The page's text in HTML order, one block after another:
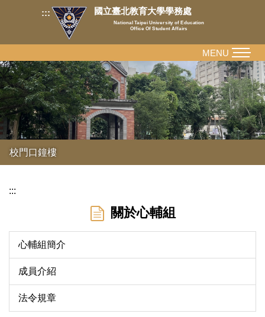
內
容
區
::: 國立臺北教育大學學務處
National Taipei University of Education
Office Of Student Affairs
校門口鐘樓
MENU
:::
關於心輔組
心輔組簡介
成員介紹
法令規章